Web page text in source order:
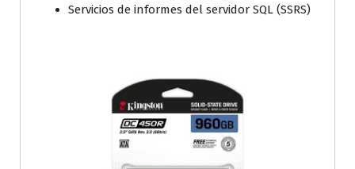
Servicios de informes del servidor SQL (SSRS)